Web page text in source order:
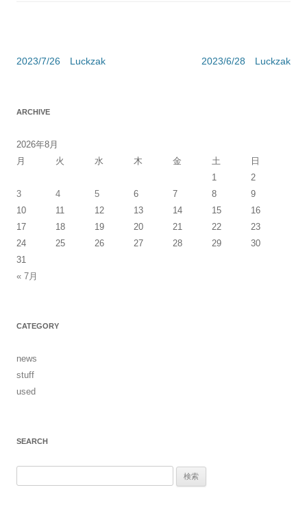
投
ー
ョ
ン
2023/6/28 Luckzak
2023/7/26 Luckzak
ARCHIVE
2026年8月
月
火 水 木 金 土
日
1
2
3
4 5 6 7 8
9
10
11 12 13 14 15
16
17
18 19 20 21 22
23
24
25 26 27 28 29
30
31
« 7月
CATEGORY
news
stuff
used
SEARCH